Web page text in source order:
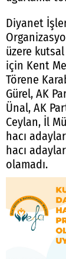
Diyanet
üzere
için Kent
Törene
Gürel, AK
Ünal, AK
Ceylan, İl
hacı
hacı
olamadı.